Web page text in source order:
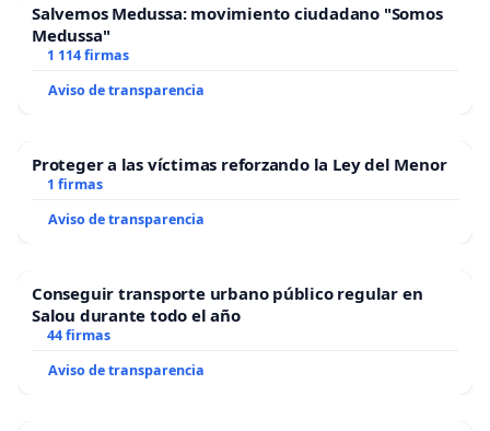
Salvemos Medussa: movimiento ciudadano "Somos
Medussa"
1 114 firmas
Aviso de transparencia
Proteger a las víctimas reforzando la Ley del Menor
1 firmas
Aviso de transparencia
Conseguir transporte urbano público regular en
Salou durante todo el año
44 firmas
Aviso de transparencia